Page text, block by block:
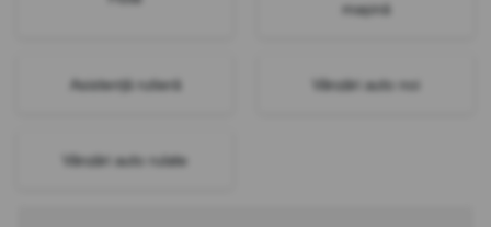
mașină
Asistență rutieră Vânzări auto noi
Vânzări auto rulate